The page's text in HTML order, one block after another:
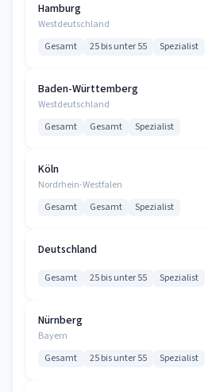
Hamburg
Westdeutschland
Gesamt 25 bis unter 55 Spezialist
Baden-Württemberg
Westdeutschland
Gesamt Gesamt Spezialist
Köln
Nordrhein-Westfalen
Gesamt Gesamt Spezialist
Deutschland
Gesamt 25 bis unter 55 Spezialist
Nürnberg
Bayern
Gesamt 25 bis unter 55 Spezialist